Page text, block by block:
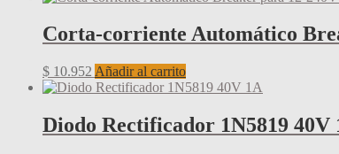
Corta-corriente Automático
$ 10.952 Añadir al carrito
Diodo Rectificador 1N5819 40V